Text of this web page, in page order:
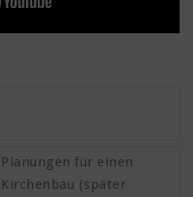
Planungen für einen
Kirchenbau (später